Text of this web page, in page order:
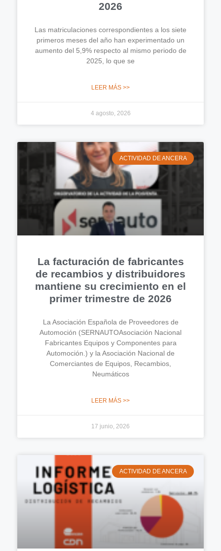
2026
Las matriculaciones correspondientes a los siete
primeros meses del año han experimentado un
aumento del 5,9% respecto al mismo periodo de
2025, lo que se
LEER MÁS >>
4 agosto, 2026
ACTIVIDAD DE ANCERA
La facturación de fabricantes
de recambios y distribuidores
mantiene su crecimiento en el
primer trimestre de 2026
La Asociación Española de Proveedores de
Automoción (SERNAUTOAsociación Nacional
Fabricantes Equipos y Componentes para
Automoción.) y la Asociación Nacional de
Comerciantes de Equipos, Recambios,
Neumáticos
LEER MÁS >>
17 junio, 2026
ACTIVIDAD DE ANCERA